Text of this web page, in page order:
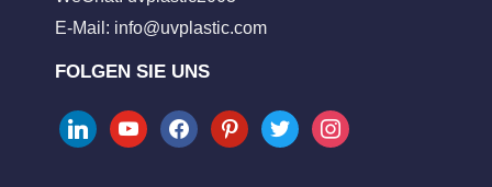
E-Mail: info@uvplastic.com
FOLGEN SIE UNS
linkedinyoutubefacebookpinteresttwitter instagram